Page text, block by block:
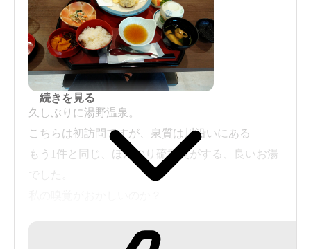
久しぶりに湯野温泉。
こちらは初訪問ですが、泉質は川沿いにある
もう1件と同じ、ほんのり硫黄臭がする、良いお湯
でした。
続きを見る